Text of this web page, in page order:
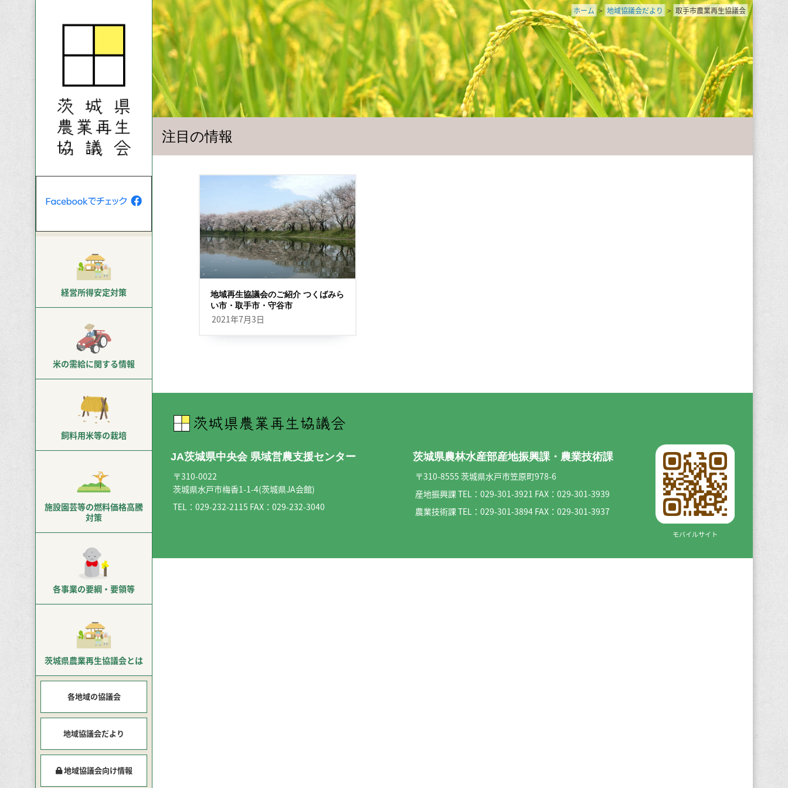
経営所得安定対策
米の需給に関する情報
飼料用米等の栽培
施設園芸等の燃料価格高騰
対策
各事業の要綱・要領等
茨城県農業再生協議会とは
各地域の協議会
地域協議会だより
地域協議会向け情報
ホーム > 地域協議会だより > 取手市農業再生協議会
注目の情報
地域再生協議会のご紹介 つくばみら
い市・取手市・守谷市
2021年7月3日
JA茨城県中央会 県域営農支援センター
〒310-0022
茨城県水戸市梅香1-1-4(茨城県JA会館)
TEL： 029-232-2115 FAX：029-232-3040
茨城県農林水産部産地振興課・農業技術課
〒310-8555 茨城県水戸市笠原町978-6
産地振興課 TEL：029-301-3921 FAX：029-301-3939
農業技術課 TEL：029-301-3894 FAX：029-301-3937
モバイルサイト